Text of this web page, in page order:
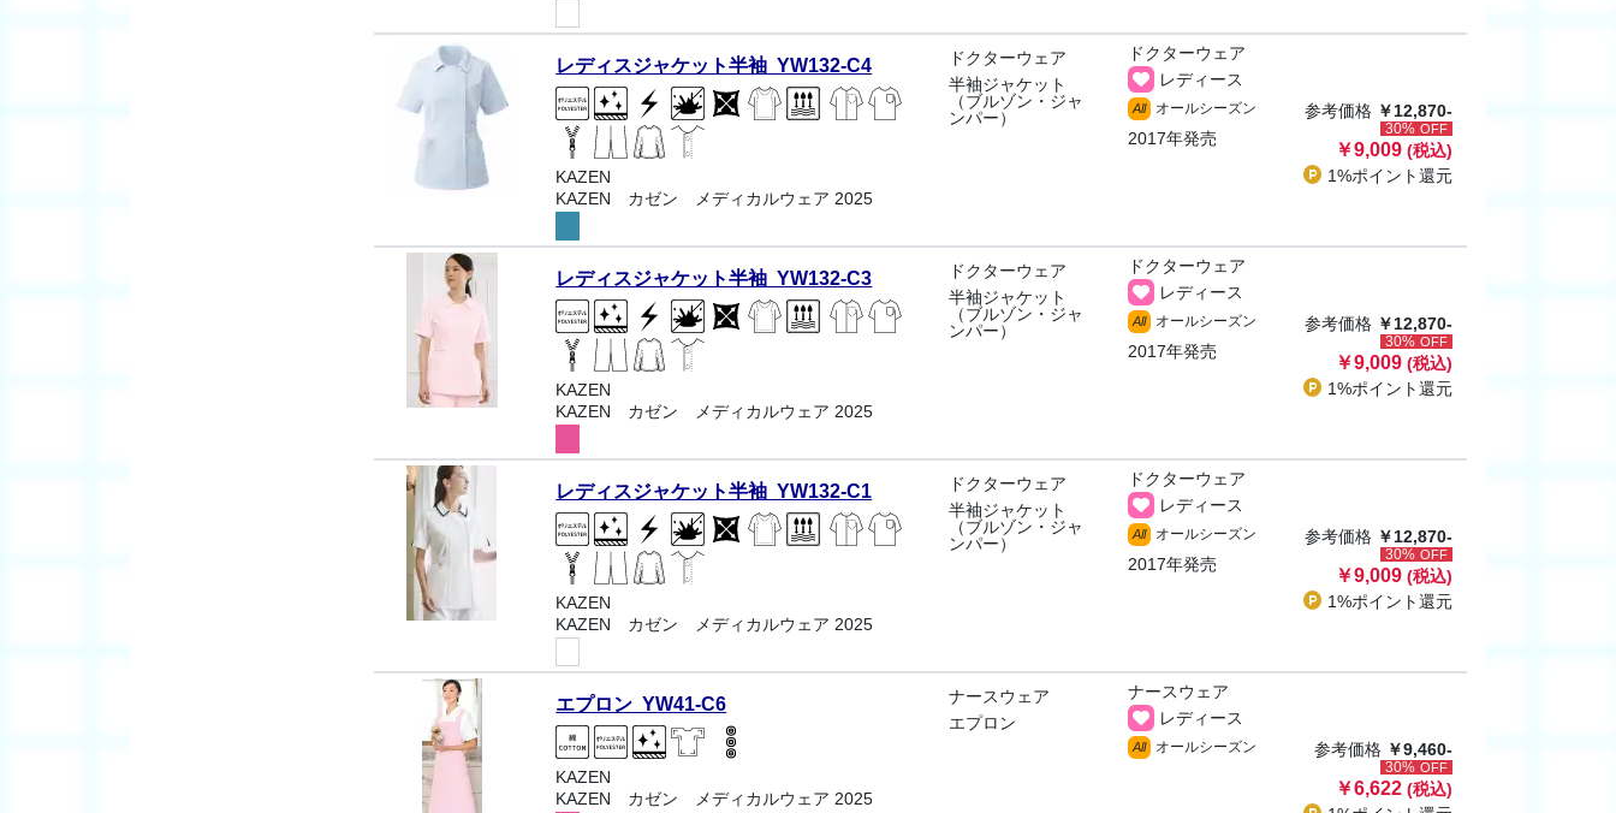
レディスジャケット半袖 YW132-C4
KAZEN
KAZEN カゼン メディカルウェア 2025
ドクターウェア
半袖ジャケット
（ブルゾン・ジャ
ンパー）
ドクターウェア
レディース
All オールシーズン
2017年発売
参考価格 ￥12,870-
30% OFF
￥9,009 (税込)
1%ポイント還元
レディスジャケット半袖 YW132-C3
KAZEN
KAZEN カゼン メディカルウェア 2025
ドクターウェア
半袖ジャケット
（ブルゾン・ジャ
ンパー）
ドクターウェア
レディース
All オールシーズン
2017年発売
参考価格 ￥12,870-
30% OFF
￥9,009 (税込)
1%ポイント還元
レディスジャケット半袖 YW132-C1
KAZEN
KAZEN カゼン メディカルウェア 2025
ドクターウェア
半袖ジャケット
（ブルゾン・ジャ
ンパー）
ドクターウェア
レディース
All オールシーズン
2017年発売
参考価格 ￥12,870-
30% OFF
￥9,009 (税込)
1%ポイント還元
エプロン YW41-C6
KAZEN
KAZEN カゼン メディカルウェア 2025
ナースウェア
エプロン
ナースウェア
レディース
All オールシーズン 参考価格 ￥9,460-
30% OFF
￥6,622 (税込)